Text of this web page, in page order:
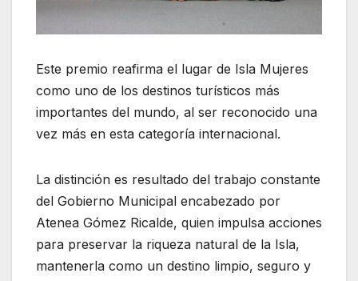
Este premio reafirma el lugar de Isla Mujeres
como uno de los destinos turísticos más
importantes del mundo, al ser reconocido una
vez más en esta categoría internacional.
La distinción es resultado del trabajo constante
del Gobierno Municipal encabezado por
Atenea Gómez Ricalde, quien impulsa acciones
para preservar la riqueza natural de la Isla,
mantenerla como un destino limpio, seguro y